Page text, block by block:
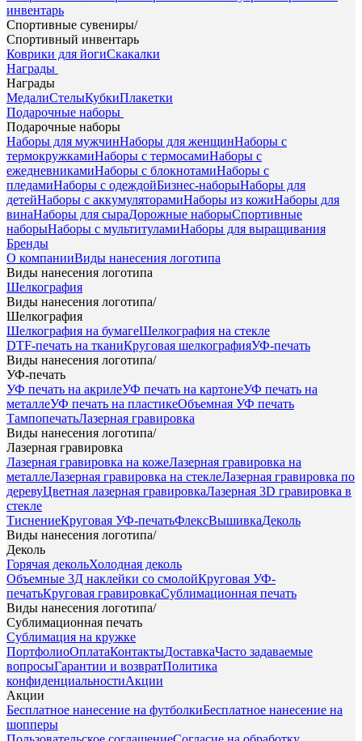
инвентарь
Спортивные сувениры/
Спортивный инвентарь
Коврики для йогиСкакалки
Награды
Награды
МедалиСтелыКубкиПлакетки
Подарочные наборы
Подарочные наборы
Наборы для мужчинНаборы для женщинНаборы с
термокружкамиНаборы с термосамиНаборы с
ежедневникамиНаборы с блокнотамиНаборы с
пледамиНаборы с одеждойБизнес-наборыНаборы для
детейНаборы с аккумуляторамиНаборы из кожиНаборы для
винаНаборы для сыраДорожные наборыСпортивные
наборыНаборы с мультитуламиНаборы для выращивания
Бренды
О компанииВиды нанесения логотипа
Виды нанесения логотипа
Шелкография
Виды нанесения логотипа/
Шелкография
Шелкография на бумагеШелкография на стекле
DTF-печать на тканиКруговая шелкографияУФ-печать
Виды нанесения логотипа/
УФ-печать
УФ печать на акрилеУФ печать на картонеУФ печать на
металлеУФ печать на пластикеОбъемная УФ печать
ТампопечатьЛазерная гравировка
Виды нанесения логотипа/
Лазерная гравировка
Лазерная гравировка на кожеЛазерная гравировка на
металлеЛазерная гравировка на стеклеЛазерная гравировка по
деревуЦветная лазерная гравировкаЛазерная 3D гравировка в
стекле
ТиснениеКруговая УФ-печатьФлексВышивкаДеколь
Виды нанесения логотипа/
Деколь
Горячая декольХолодная деколь
Объемные 3Д наклейки со смолойКруговая УФ-
печатьКруговая гравировкаСублимационная печать
Виды нанесения логотипа/
Сублимационная печать
Сублимация на кружке
ПортфолиоОплатаКонтактыДоставкаЧасто задаваемые
вопросыГарантии и возвратПолитика
конфиденциальностиАкции
Акции
Бесплатное нанесение на футболкиБесплатное нанесение на
шопперы